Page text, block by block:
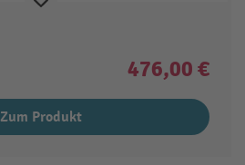
476,00 €
Zum Produkt